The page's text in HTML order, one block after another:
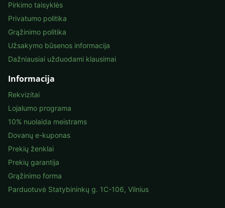
Pirkimo taisyklės
Privatumo politika
Grąžinimo politika
Užsakymo būsenos informacija
Dažniausiai užduodami klausimai
Informacija
Rekvizitai
Lojalumo programa
10% nuolaida meistrams
Dovanų e-kuponas
Prekių ženklai
Prekių garantija
Grąžinimo forma
Parduotuvė Statybininkų g. 1C-106, Vilnius